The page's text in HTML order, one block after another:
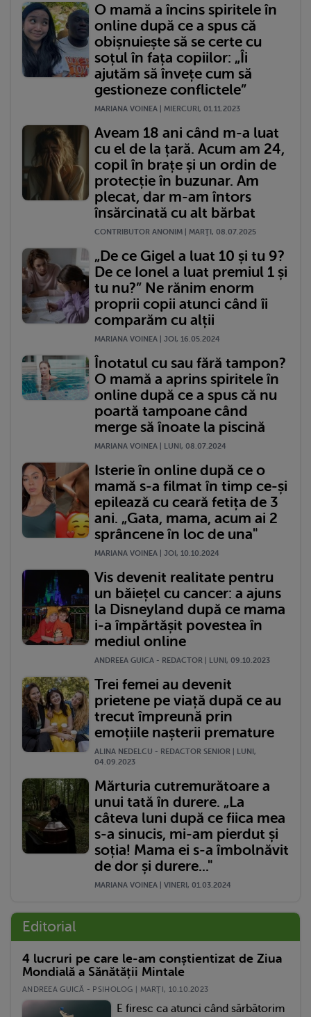
O mamă a încins spiritele în
online după ce a spus că
obișnuiește să se certe cu
soțul în fața copiilor: „Îi
ajutăm să învețe cum să
gestioneze conflictele”
MARIANA VOINEA | MIERCURI, 01.11.2023
Aveam 18 ani când m-a luat
cu el de la țară. Acum am 24,
copil în brațe și un ordin de
protecție în buzunar. Am
plecat, dar m-am întors
însărcinată cu alt bărbat
CONTRIBUTOR ANONIM | MARŢI, 08.07.2025
„De ce Gigel a luat 10 și tu 9?
De ce Ionel a luat premiul 1 și
tu nu?” Ne rănim enorm
proprii copii atunci când îi
comparăm cu alții
MARIANA VOINEA | JOI, 16.05.2024
Înotatul cu sau fără tampon?
O mamă a aprins spiritele în
online după ce a spus că nu
poartă tampoane când
merge să înoate la piscină
MARIANA VOINEA | LUNI, 08.07.2024
Isterie în online după ce o
mamă s-a filmat în timp ce-și
epilează cu ceară fetița de 3
ani. „Gata, mama, acum ai 2
sprâncene în loc de una"
MARIANA VOINEA | JOI, 10.10.2024
Vis devenit realitate pentru
un băiețel cu cancer: a ajuns
la Disneyland după ce mama
i-a împărtășit povestea în
mediul online
ANDREEA GUICA - REDACTOR | LUNI, 09.10.2023
Trei femei au devenit
prietene pe viață după ce au
trecut împreună prin
emoțiile nașterii premature
ALINA NEDELCU - REDACTOR SENIOR | LUNI,
04.09.2023
Mărturia cutremurătoare a
unui tată în durere. „La
câteva luni după ce fiica mea
s-a sinucis, mi-am pierdut și
soția! Mama ei s-a îmbolnăvit
de dor și durere..."
MARIANA VOINEA | VINERI, 01.03.2024
Editorial
4 lucruri pe care le-am conștientizat de Ziua
Mondială a Sănătății Mintale
ANDREEA GUICĂ - PSIHOLOG | MARŢI, 10.10.2023
E firesc ca atunci când sărbătorim